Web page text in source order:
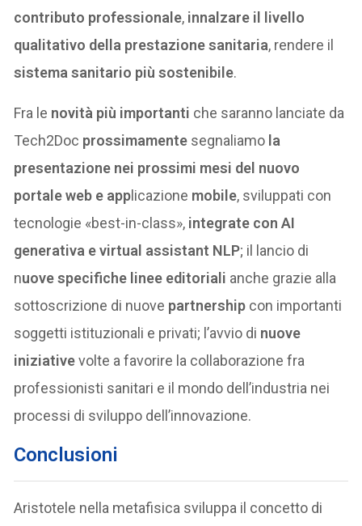
contributo professionale, innalzare il livello
qualitativo della prestazione sanitaria, rendere il
sistema sanitario più sostenibile.
Fra le novità più importanti che saranno lanciate da
Tech2Doc prossimamente segnaliamo la
presentazione nei prossimi mesi del nuovo
portale web e app licazione mobile, sviluppati con
tecnologie «best-in-class», integrate con AI
generativa e virtual assistant NLP; il lancio di
nuove specifiche linee editoriali anche grazie alla
sottoscrizione di nuove partnership con importanti
soggetti istituzionali e privati; l’avvio di nuove
iniziativevolte a favorire la collaborazione fra
professionisti sanitari e il mondo dell’industria nei
processi di sviluppo dell’innovazione.
Conclusioni
Aristotele nella metafisica sviluppa il concetto di